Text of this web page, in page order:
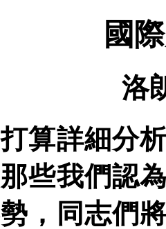
國
洛
算詳細分
些我們認
，同志們